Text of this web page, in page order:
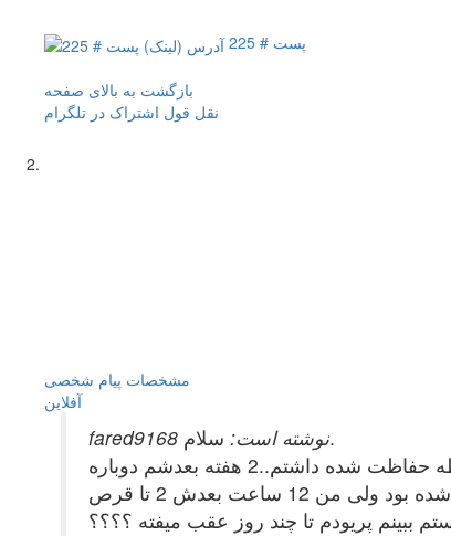
پست # 225
بازگشت به بالای صفحه
نقل قول اشتراک در تلگرام
مشخصات پیام شخصی
آفلاين
fared9168 نوشته است:سلام.
من تقریبا پریودای منظمی دارم.مدت پرودم 7 روزه است .در تاریخ 28 دی پریود شدم و 2 روز بعد از تموم شدنش رابطه حفاظت شده داشتم..2 هفته بعدشم دوباره
رابطه داشتم که اونم حفاظت شده بود ولی من 12 ساعت بعدش 2 تا قرص HD خوردم که حالمو خیلی بد کرد 14 ساعت بعد به جای اچ دی 2 تا لونورژسترول خوردم .این